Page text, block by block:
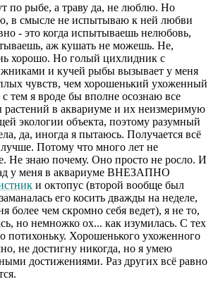
по рыбе, а траву да, не люблю. Но
в смысле не испытываю к ней любви
- это когда испытываешь нелюбовь,
аж кушать не можешь. Не,
хорошо. Но голый цихлидник с
и кучей рыбы вызывает у меня
чувств, чем хорошенький ухоженный
тем я вроде бы вполне осознаю все
в аквариуме и их неизмеримую
экологии объекта, поэтому разумный
да, иногда я пытаюсь. Получается всё
Потому что много лет не
Не знаю почему. Оно просто не росло. И
у меня в аквариуме ВНЕЗАПНО
и октопус (второй вообще был
его косить дважды на неделе,
более чем скромно себя ведет), я не то,
но немножко ох... как изумилась. С тех
потихоньку. Хорошенького ухоженного
не достигну никогда, но я умею
достижениями. Раз других всё равно